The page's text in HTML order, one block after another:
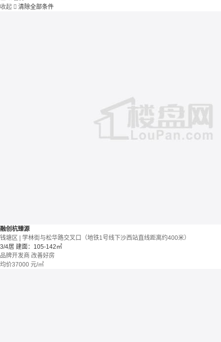
收起  清除全部条件
融创杭臻源
钱塘区 | 学林街与松华路交叉口（地铁1号线下沙西站直线距离约400米）
3/4居 建面：105-142㎡
品牌开发商 改善好房
均价37000 元/㎡